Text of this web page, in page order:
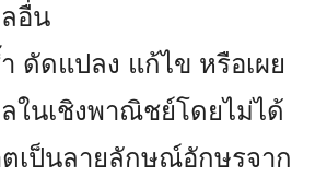
อื่น
ดัดแปลง แก้ไข หรือเผย
ในเชิงพาณิชย์โดยไม่ได้
เป็นลายลักษณ์อักษรจาก